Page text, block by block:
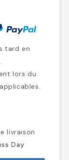
tard en
lors du
livraison
Day